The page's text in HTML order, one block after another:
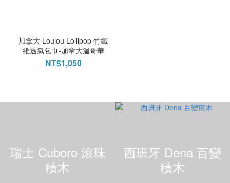
加拿大 Loulou Lollipop 竹纖
維透氣包巾-加拿大溫哥華
NT$1,050
瑞士 Cuboro 滾珠
積木
西班牙 Dena 百變
積木